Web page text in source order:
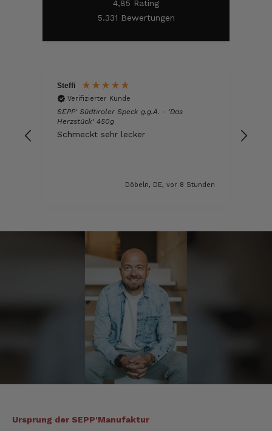
4,85 Rating
5.331 Bewertungen
Steffi
Verifizierter Kunde
SEPP' Südtiroler Speck g.g.A. - 'Das
Herzstück' 450g
Schmeckt sehr lecker
Döbeln, DE, vor 8 Stunden
Ursprung der SEPP'Manufaktur